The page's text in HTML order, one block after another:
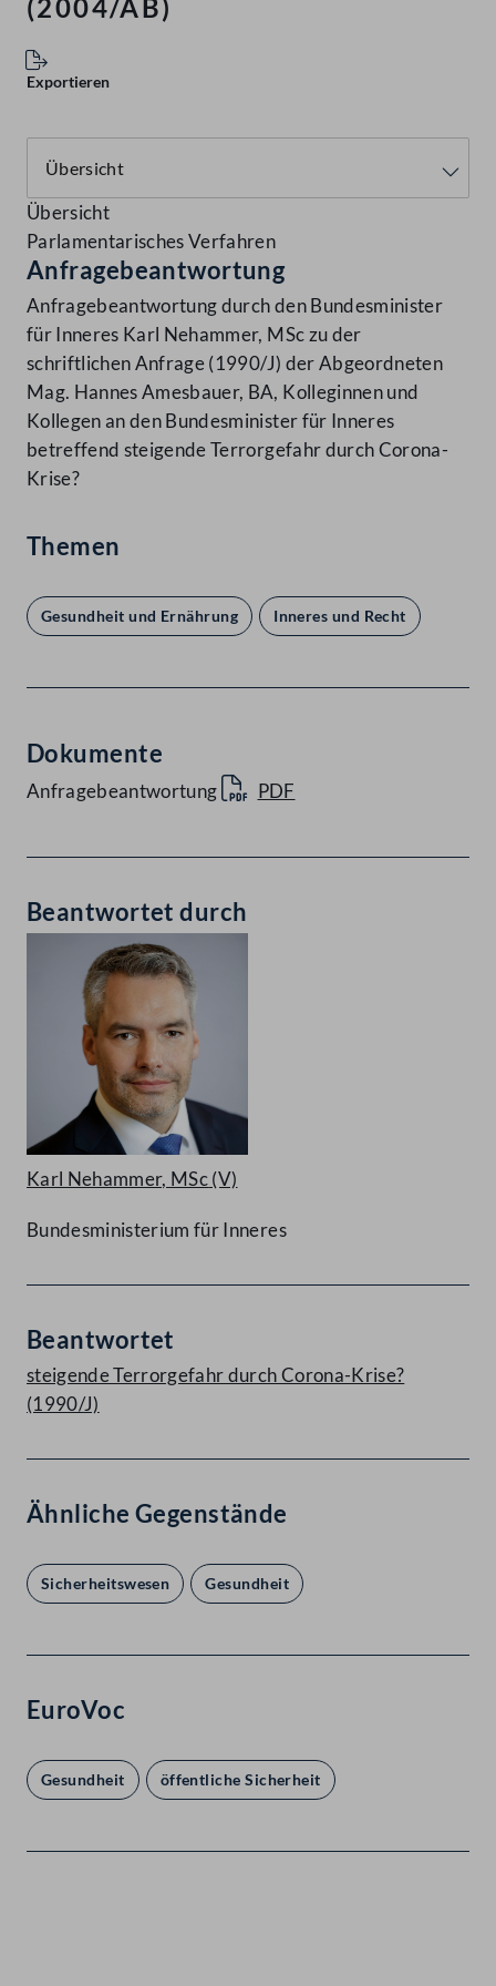
(2004/AB)
Exportieren
Übersicht
Parlamentarisches Verfahren
Anfragebeantwortung
Anfragebeantwortung durch den Bundesminister
für Inneres Karl Nehammer, MSc zu der
schriftlichen Anfrage (1990/J) der Abgeordneten
Mag. Hannes Amesbauer, BA, Kolleginnen und
Kollegen an den Bundesminister für Inneres
betreffend steigende Terrorgefahr durch Corona-
Krise?
Themen
Gesundheit und Ernährung Inneres und Recht
Dokumente
Anfragebeantwortung PDF
Beantwortet durch
Karl Nehammer, MSc(V)
Bundesministerium für Inneres
Beantwortet
steigende Terrorgefahr durch Corona-Krise?
(1990/J)
Ähnliche Gegenstände
Sicherheitswesen Gesundheit
EuroVoc
Gesundheit öffentliche Sicherheit